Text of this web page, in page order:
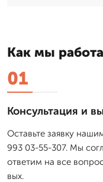
Как мы
01
Консультация и
Оставьте заявку
993 03-55-307. Мы
ответим на все
вых.